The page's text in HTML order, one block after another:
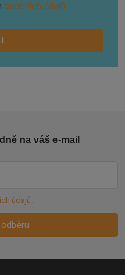
osobních údajů.
na váš e-mail
údajů